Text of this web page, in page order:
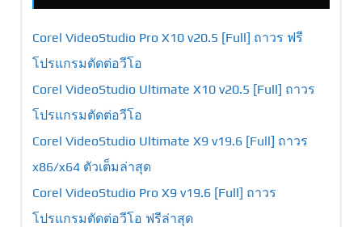
Corel VideoStudio Pro X10 v20.5 [Full] ถาวร ฟรี
โปรแกรมตัดต่อวีโอ
Corel VideoStudio Ultimate X10 v20.5 [Full] ถาวร
โปรแกรมตัดต่อวีโอ
Corel VideoStudio Ultimate X9 v19.6 [Full] ถาวร
x86/x64 ตัวเต็มล่าสุด
Corel VideoStudio Pro X9 v19.6 [Full] ถาวร
โปรแกรมตัดต่อวีโอ ฟรีล่าสุด